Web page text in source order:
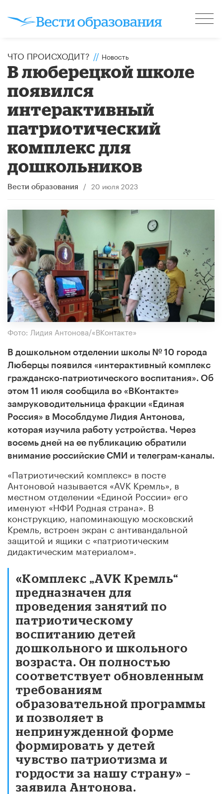
ЧТО ПРОИСХОДИТ? // Новость
В люберецкой школе
появился
интерактивный
патриотический
комплекс для
дошкольников
Вести образования / 20 июля 2023
Фото: Лидия Антонова/«ВКонтакте»
В дошкольном отделении школы № 10 города
Люберцы появился «интерактивный комплекс
гражданско-патриотического воспитания». Об
этом 11 июля сообщила во «ВКонтакте»
замруководительница фракции «Единая
Россия» в Мособлдуме Лидия Антонова,
которая изучила работу устройства. Через
восемь дней на ее публикацию обратили
внимание российские СМИ и телеграм-каналы.
«Патриотический комплекс» в посте
Антоновой называется «AVK Кремль», в
местном отделении «Единой России» его
именуют «НФИ Родная страна». В
конструкцию, напоминающую московский
Кремль, встроен экран с антивандальной
защитой и ящики с «патриотическим
дидактическим материалом».
«Комплекс „AVK Кремль“
предназначен для
проведения занятий по
патриотическому
воспитанию детей
дошкольного и школьного
возраста. Он полностью
соответствует обновленным
требованиям
образовательной программы
и позволяет в
непринужденной форме
формировать у детей
чувство патриотизма и
гордости за нашу страну» –
заявила Антонова.